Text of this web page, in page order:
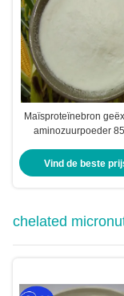
Maïsproteïnebron
aminozuurpoeder
Vind de beste
chelated